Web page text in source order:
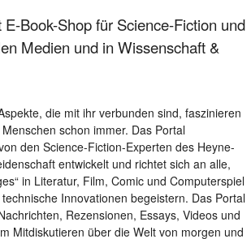
Book-Shop für Science-Fiction und
Medien und in Wissenschaft &
die mit ihr verbunden sind, faszinieren
schon immer. Das Portal
den Science-Fiction-Experten des Heyne-
entwickelt und richtet sich an alle,
in Literatur, Film, Comic und Computerspiel
Innovationen begeistern. Das Portal
Rezensionen, Essays, Videos und
Mitdiskutieren über die Welt von morgen und